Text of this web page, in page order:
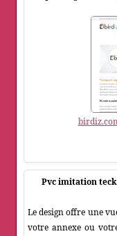
Pvc imitation
Le design offre une
votre annexe ou